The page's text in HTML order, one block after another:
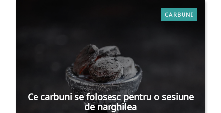
CARBUNI
Ce carbuni se folosesc pentru o sesiune
de narghilea